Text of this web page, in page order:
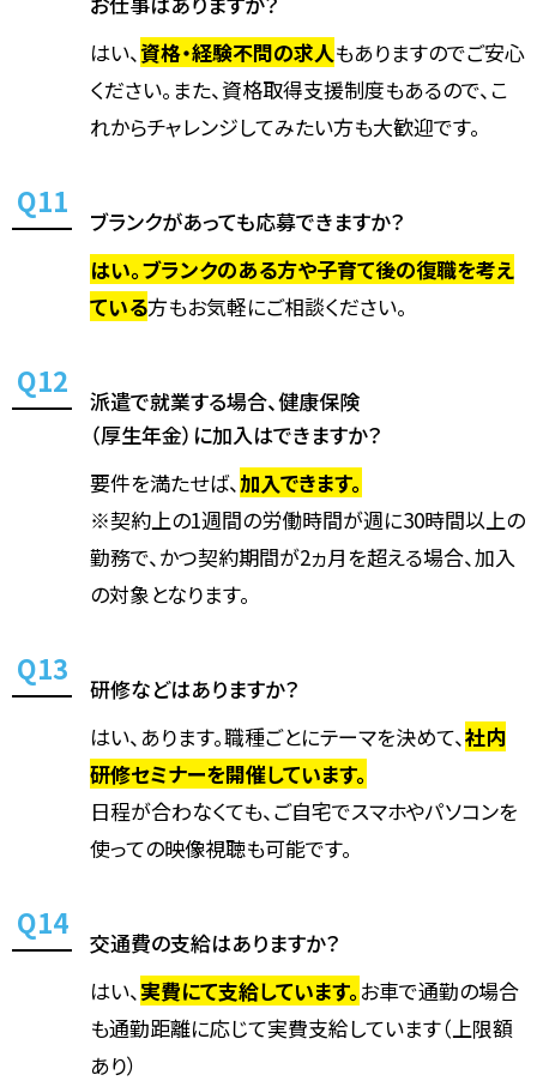
はい、資格・経験不問の求人もありますのでご安心
ください。また、資格取得支援制度もあるので、こ
れからチャレンジしてみたい方も大歓迎です。
ブランクがあっても応募できますか？
はい。ブランクのある方や子育て後の復職を考え
ている方もお気軽にご相談ください。
派遣で就業する場合、健康保険
（厚生年金）に加入はできますか？
要件を満たせば、加入できます。
※契約上の1週間の労働時間が週に30時間以上の
勤務で、かつ契約期間が2ヵ月を超える場合、加入
の対象となります。
研修などはありますか？
はい、あります。職種ごとにテーマを決めて、社内
研修セミナーを開催しています。
日程が合わなくても、ご自宅でスマホやパソコンを
使っての映像視聴も可能です。
交通費の支給はありますか？
はい、実費にて支給しています。お車で通勤の場合
も通勤距離に応じて実費支給しています（上限額
あり）